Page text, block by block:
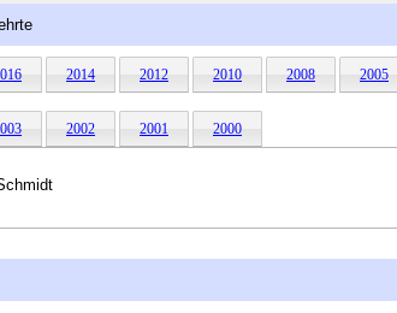
2014 2012 2010 2008 2005
2002 2001 2000